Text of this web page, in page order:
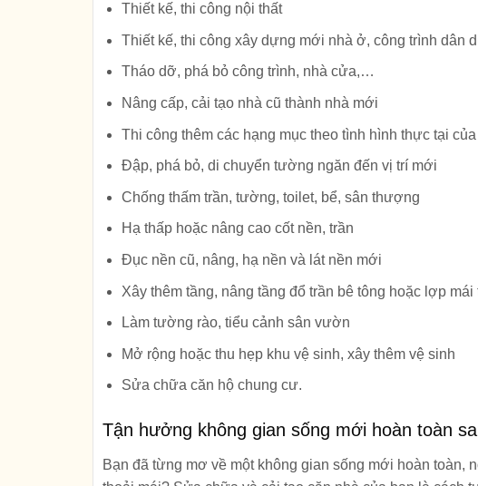
Thiết kế, thi công nội thất
Thiết kế, thi công xây dựng mới nhà ở, công trình dân
Tháo dỡ, phá bỏ công trình, nhà cửa,…
Nâng cấp, cải tạo nhà cũ thành nhà mới
Thi công thêm các hạng mục theo tình hình thực tại
Đập, phá bỏ, di chuyển tường ngăn đến vị trí mới
Chống thấm trần, tường, toilet, bể, sân thượng
Hạ thấp hoặc nâng cao cốt nền, trần
Đục nền cũ, nâng, hạ nền và lát nền mới
Xây thêm tầng, nâng tầng đổ trần bê tông hoặc lợp mái
Làm tường rào, tiểu cảnh sân vườn
Mở rộng hoặc thu hẹp khu vệ sinh, xây thêm vệ sinh
Sửa chữa căn hộ chung cư.
Tận hưởng không gian sống mới hoàn toàn
Bạn đã từng mơ về một không gian sống mới hoàn toàn,